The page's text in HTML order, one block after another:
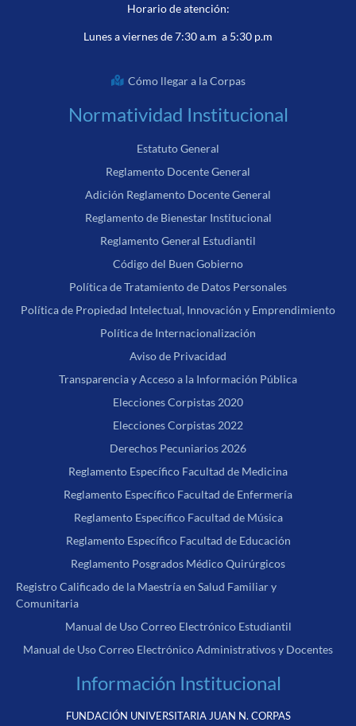
Horario de atención:
Lunes a viernes de 7:30 a.m a 5:30 p.m
Cómo llegar a la Corpas
Normatividad Institucional
Estatuto General
Reglamento Docente General
Adición Reglamento Docente General
Reglamento de Bienestar Institucional
Reglamento General Estudiantil
Código del Buen Gobierno
Política de Tratamiento de Datos Personales
Política de Propiedad Intelectual, Innovación y Emprendimiento
Política de Internacionalización
Aviso de Privacidad
Transparencia y Acceso a la Información Pública
Elecciones Corpistas 2020
Elecciones Corpistas 2022
Derechos Pecuniarios 2026
Reglamento Específico Facultad de Medicina
Reglamento Específico Facultad de Enfermería
Reglamento Específico Facultad de Música
Reglamento Específico Facultad de Educación
Reglamento Posgrados Médico Quirúrgicos
Registro Calificado de la Maestría en Salud Familiar y
Comunitaria
Manual de Uso Correo Electrónico Estudiantil
Manual de Uso Correo Electrónico Administrativos y Docentes
Información Institucional
FUNDACIÓN UNIVERSITARIA JUAN N. CORPAS